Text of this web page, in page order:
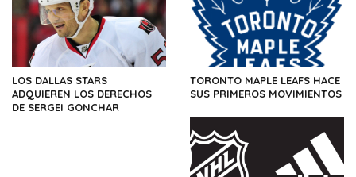
LOS DALLAS STARS
ADQUIEREN LOS DERECHOS
DE SERGEI GONCHAR
TORONTO MAPLE LEAFS HACE
SUS PRIMEROS MOVIMIENTOS